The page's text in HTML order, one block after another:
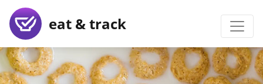
eat & track